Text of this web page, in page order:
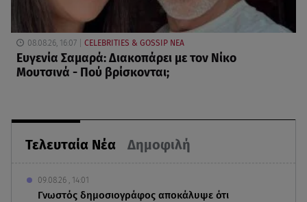
Τελευταία Νέα Δημοφιλή
09.08.26 , 14:01
Γνωστός δημοσιογράφος αποκάλυψε ότι
08.08.26, 16:07 CELEBRITIES & GOSSIP ΝΕΑ
Ευγενία Σαμαρά: Διακοπάρει με τον Νίκο
Μουτσινά - Πού βρίσκονται;